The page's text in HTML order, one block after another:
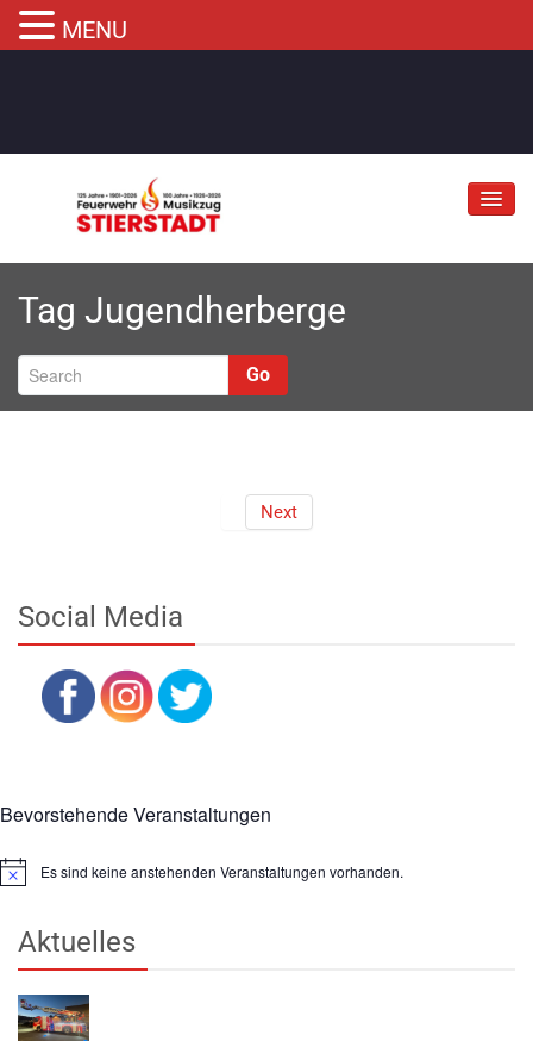
Jubiläum
Abteilungen
Informationen
Fahrzeuge
Tag Jugendherberge
Go
Next
Social Media
Bevorstehende Veranstaltungen
HinweisEs sind keine anstehenden Veranstaltungen vorhanden.
Aktuelles
MENU